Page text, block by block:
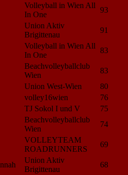
Volleyball in Wien All
In One
93
Union Aktiv
Brigittenau
91
Volleyball in Wien All
In One
83
Beachvolleyballclub
Wien
83
Union West-Wien
80
volley16wien
76
TJ Sokol I und V
75
Beachvolleyballclub
Wien
74
VOLLEYTEAM
ROADRUNNERS
69
Union Aktiv
Brigittenau
68